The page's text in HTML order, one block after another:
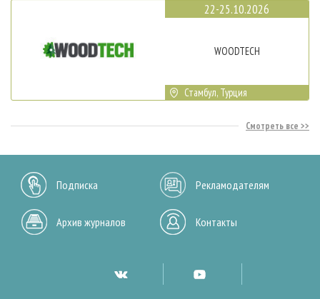
22-25.10.2026
WOODTECH
Стамбул, Турция
Смотреть все
Подписка Рекламодателям
Архив журналов Контакты